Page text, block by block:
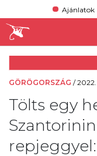
Ajánlatok
GÖRÖGORSZÁG /
Tölts egy